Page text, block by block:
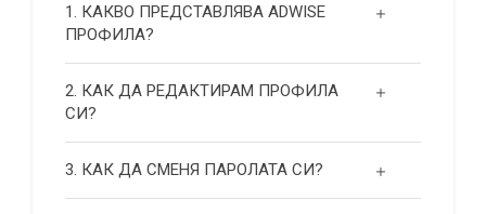
1. КАКВО ПРЕДСТАВЛЯВА ADWISE
ПРОФИЛА?
2. КАК ДА РЕДАКТИРАМ ПРОФИЛА
СИ?
3. КАК ДА СМЕНЯ ПАРОЛАТА СИ?